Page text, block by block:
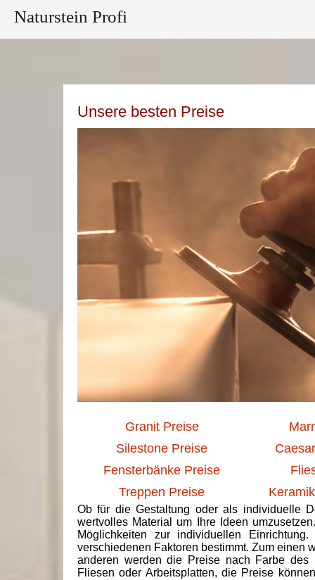
Naturstein Profi
Unsere besten Preise
Granit Preise
Silestone Preise
Fensterbänke Preise
Treppen Preise
Ob für die Gestaltung oder als individuelle
wertvolles Material um Ihre Ideen
Möglichkeiten zur individuellen
verschiedenen Faktoren bestimmt. Zum einen
anderen werden die Preise nach Farbe des
Fliesen oder Arbeitsplatten, die Preise